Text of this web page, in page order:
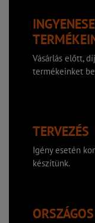
Vásárlás előtt,
termékeinket
TERVEZÉS
Igény esetén
készítünk.